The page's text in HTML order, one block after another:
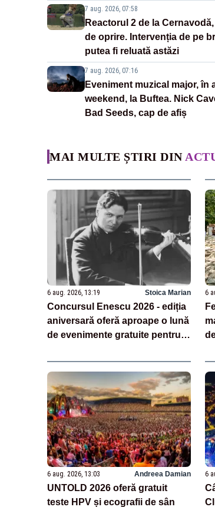
7 aug. 2026, 07:58
Reactorul 2 de la
de oprire. Intervenția de pe
putea fi reluată astăzi
7 aug. 2026, 07:16
Eveniment muzical major, în
weekend, la Buftea. Nick
Bad Seeds, cap de afiș
MAI MULTE ȘTIRI DIN
6 aug. 2026, 13:19 Stoica Marian
Concursul Enescu 2026 - ediția
aniversară oferă aproape o lună
de evenimente gratuite pentru
6
6 aug. 2026, 13:03 Andreea Damian
UNTOLD 2026 oferă gratuit
teste HPV și ecografii de sân
6